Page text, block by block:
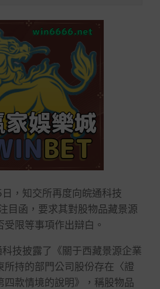
，知交所再度向皖通科技
目函，要求其對股物品藏景源
限等事項作出辯白。
披露了《關于西藏景源企業
所持的部門公司股份存在〈證
四款情境的說明》，稱股物品